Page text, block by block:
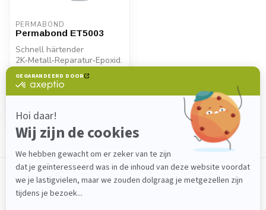
PERMABOND
Permabond ET5003
Schnell härtender
2K‑Metall‑Reparatur‑Epoxid.
Permabond ET5003 bietet
hohe Festi...
€15,40
Backorder
Zeige1-1von 1